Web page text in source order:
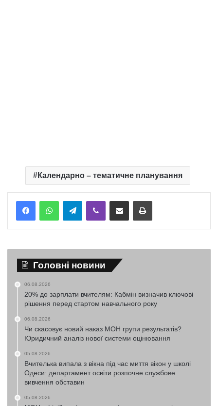
Календарно – тематичне планування
TelegramViber Надіслати електронною поштоюНадрукувати
Головні новини
06.08.2026
20% до зарплати вчителям: Кабмін визначив ключові
рішення перед стартом навчального року
06.08.2026
Чи скасовує новий наказ МОН групи результатів?
Юридичний аналіз нової системи оцінювання
05.08.2026
Вчителька випала з вікна під час миття вікон у школі
Одеси: департамент освіти розпочне службове
вивчення обставин
05.08.2026